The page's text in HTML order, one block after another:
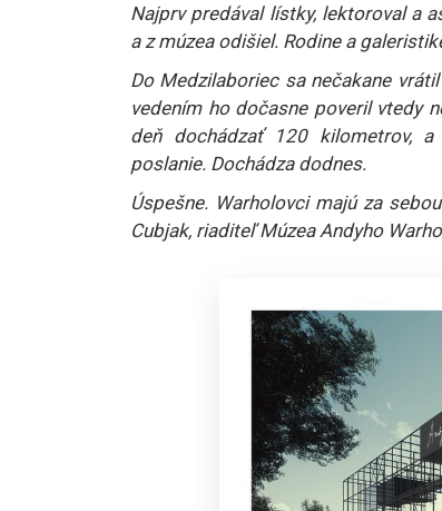
Najprv predával lístky, lektoroval a
a z múzea odišiel. Rodine a
Do Medzilaboriec sa nečakane
vedením ho dočasne poveril vtedy
deň dochádzať 120 kilometrov,
poslanie. Dochádza dodnes.
Úspešne. Warholovci majú za
Cubjak, riaditeľ Múzea Andyho